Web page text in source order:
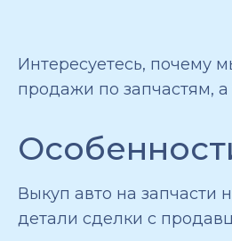
Интересуетесь, почему
продажи по запчастям,
Выкуп авто на запчасти
детали сделки с